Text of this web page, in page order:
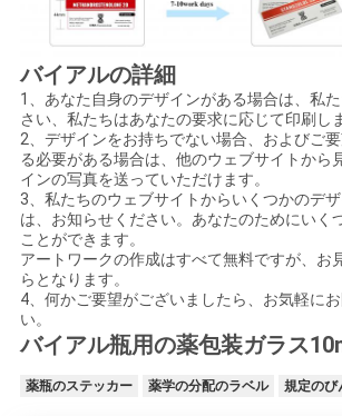
バイアルの詳細
1、あなた自身のデザインがある場合は、私
さい、私たちはあなたの要求に応じて印刷し
2、デザインをお持ちでない場合、およびご
る必要がある場合は、他のウェブサイトから
インの写真を送っていただけます。
3、私たちのウェブサイトからいくつかのデ
は、お知らせください。あなたのためにいく
ことができます。
アートワークの作成はすべて無料ですが、お
らとなります。
4、何かご要望がございましたら、お気軽に
い。
バイアル瓶用の薬包装ガラス
薬瓶のステッカー 薬学の分配のラベル 規定のび